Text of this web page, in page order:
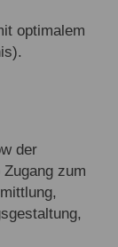
optimalem
der
zum